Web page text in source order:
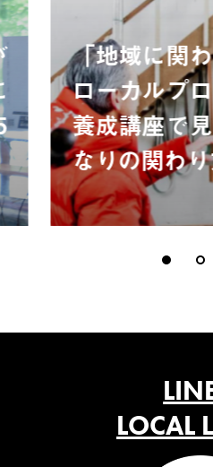
「地域に関
ローカルプ
養成講座で
なりの関わ
LOCAL